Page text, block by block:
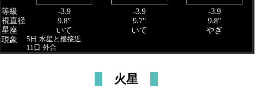
等級 -3.9 -3.9
-3.9
視直径
9.8" 9.7"
9.8"
星座
いて いて
やぎ
現象
5日 水星と最接近
11日 外合
火星